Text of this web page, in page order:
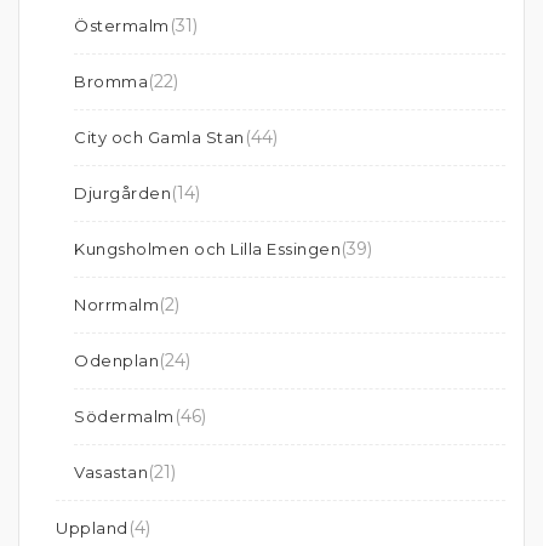
Östermalm (31)
Bromma(22)
City och Gamla Stan (44)
Djurgården(14)
Kungsholmen och Lilla Essingen(39)
Norrmalm(2)
Odenplan(24)
Södermalm (46)
Vasastan(21)
Uppland (4)